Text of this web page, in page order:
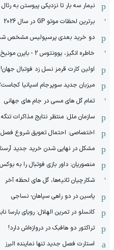
نیمار سه بار تا نزدیکی پیوستن به
برترین لحظات موتو GP در سال 2026
دو خرید بعدی پرسپولیس مشخص
خاطره انگیز، یوونتوس 2 - بایرن مونیخ 1 (2005)
اولین کارت قرمز نسل زد فوتبال جهان!
میزبان جدید سوپرجام اسپانیا
تمام گل های مسی در جام های جهانی
سازمان ملل: منتظر نتایج مذاکرات
اختصاصی: احتمال تعویق شروع
مشکل در نهایی شدن خرید جدید
منصوریان: داور بازی فوتبال را به
شکارچیان ثانیه‌ها، گل های لحظه آخر
یاسین در دو راهی سپاهان- نساجی
کانسلو در تمرین الهلال: رویای بارسا
تراکتور دو هافبک در دروازه‌اش دارد!
استارت فصل جدید تنها نماینده البرز